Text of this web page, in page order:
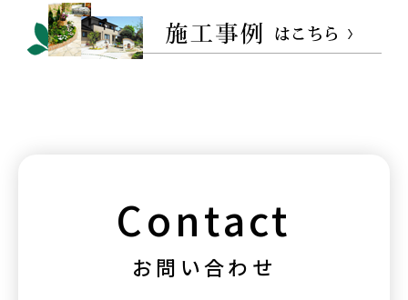
Contact
お問い合わせ